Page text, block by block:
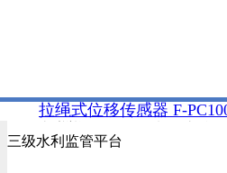
拉绳式位移传感器 F-
渗流水质监测：透明度、含
按照标准MQTT地灾协议，
三级水利监管平台